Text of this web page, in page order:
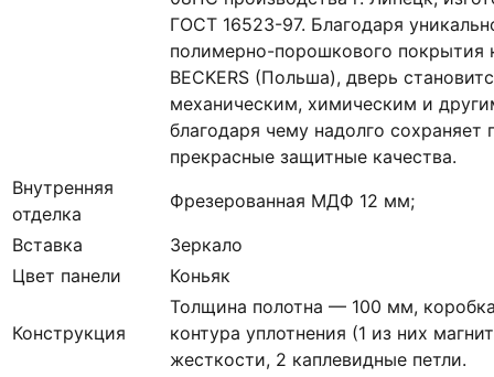
ГОСТ 16523-97. Благодаря
полимерно-порошкового покрытия
BECKERS (Польша), дверь
механическим, химическим и
благодаря чему надолго сохраняет
прекрасные защитные качества.
Внутренняя
отделка
Фрезерованная МДФ 12 мм;
Вставка
Зеркало
Цвет панели
Коньяк
Конструкция
Толщина полотна — 100 мм,
контура уплотнения (1 из них
жесткости, 2 каплевидные петли.